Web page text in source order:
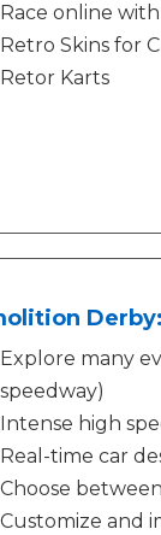
Race online
Retro Skins for
Retor Karts
Explore many
speedway)
Intense high
Real-time car
Choose
Customize and